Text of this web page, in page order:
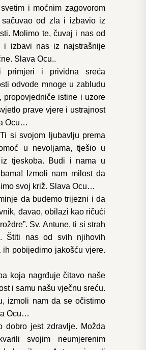
i moćnim zagovorom
od zla i izbavio iz
Molimo te, čuvaj i nas od
i izbavi nas iz najstrašnije
Slava Ocu..
primjeri i prividna sreća
odvode mnoge u zabludu
propovjedniče istine i uzore
prave vjere i ustrajnost
Ocu…
si svojom ljubavlju prema
u nevoljama, tješio u
tjeskoba. Budi i nama u
Izmoli nam milost da
svoj križ. Slava Ocu…
da budemo trijezni i da
đavao, obilazi kao ričući
Sv. Antune, ti si strah
Štiti nas od svih njihovih
pobijedimo jakošću vjere.
koja nagrđuje čitavo naše
i samu našu vječnu sreću.
izmoli nam da se očistimo
Ocu…
dobro jest zdravlje. Možda
svojim neumjerenim